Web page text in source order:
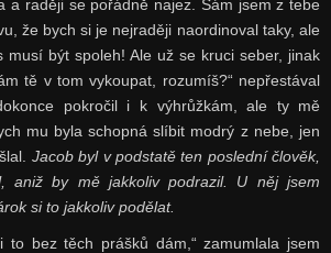
a raději se pořádně najez. Sám jsem z tebe
že bych si je nejraději naordinoval taky, ale
musí být spoleh! Ale už se kruci seber, jinak
tě v tom vykoupat, rozumíš?“ nepřestával
pokročil i k výhrůžkám, ale ty mě
mu byla schopná slíbit modrý z nebe, jen
Jacob byl v podstatě ten poslední člověk,
aniž by mě jakkoliv podrazil. U něj jsem
si to jakkoliv podělat.
to bez těch prášků dám,“ zamumlala jsem